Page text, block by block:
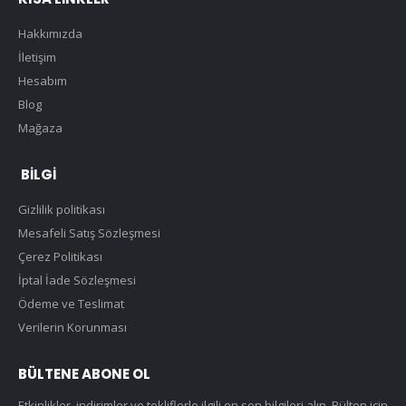
Hakkımızda
İletişim
Hesabım
Blog
Mağaza
BILGI
Gizlilik politikası
Mesafeli Satış Sözleşmesi
Çerez Politikası
İptal İade Sözleşmesi
Ödeme ve Teslimat
Verilerin Korunması
BÜLTENE ABONE OL